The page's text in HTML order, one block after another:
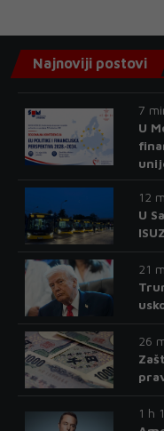
Najnoviji postovi
7
U
12
U
21
26
1 h